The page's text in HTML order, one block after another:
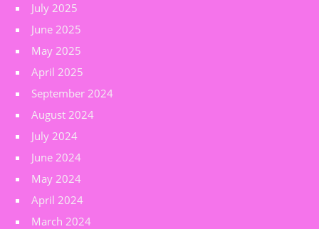
July 2025
June 2025
May 2025
April 2025
September 2024
August 2024
July 2024
June 2024
May 2024
April 2024
March 2024